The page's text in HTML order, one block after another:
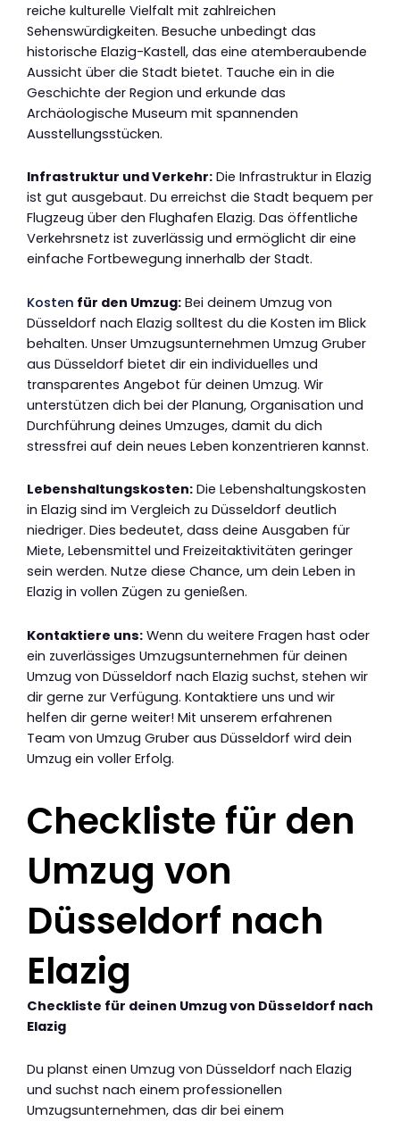
reiche kulturelle Vielfalt mit zahlreichen
Sehenswürdigkeiten. Besuche unbedingt das
historische Elazig-Kastell, das eine atemberaubende
Aussicht über die Stadt bietet. Tauche ein in die
Geschichte der Region und erkunde das
Archäologische Museum mit spannenden
Ausstellungsstücken.
Infrastruktur und Verkehr: Die Infrastruktur in Elazig
ist gut ausgebaut. Du erreichst die Stadt bequem per
Flugzeug über den Flughafen Elazig. Das öffentliche
Verkehrsnetz ist zuverlässig und ermöglicht dir eine
einfache Fortbewegung innerhalb der Stadt.
Kosten für den Umzug: Bei deinem Umzug von
Düsseldorf nach Elazig solltest du die Kosten im Blick
behalten. Unser Umzugsunternehmen Umzug Gruber
aus Düsseldorf bietet dir ein individuelles und
transparentes Angebot für deinen Umzug. Wir
unterstützen dich bei der Planung, Organisation und
Durchführung deines Umzuges, damit du dich
stressfrei auf dein neues Leben konzentrieren kannst.
Lebenshaltungskosten: Die Lebenshaltungskosten
in Elazig sind im Vergleich zu Düsseldorf deutlich
niedriger. Dies bedeutet, dass deine Ausgaben für
Miete, Lebensmittel und Freizeitaktivitäten geringer
sein werden. Nutze diese Chance, um dein Leben in
Elazig in vollen Zügen zu genießen.
Kontaktiere uns: Wenn du weitere Fragen hast oder
ein zuverlässiges Umzugsunternehmen für deinen
Umzug von Düsseldorf nach Elazig suchst, stehen wir
dir gerne zur Verfügung. Kontaktiere uns und wir
helfen dir gerne weiter! Mit unserem erfahrenen
Team von Umzug Gruber aus Düsseldorf wird dein
Umzug ein voller Erfolg.
Checkliste für den
Umzug von
Düsseldorf nach
Elazig
Checkliste für deinen Umzug von Düsseldorf nach
Elazig
Du planst einen Umzug von Düsseldorf nach Elazig
und suchst nach einem professionellen
Umzugsunternehmen, das dir bei einem